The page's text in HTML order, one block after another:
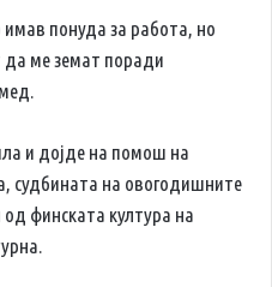
понуда за работа, но
ме земат поради
и дојде на помош на
судбината на овогодишните
финската култура на